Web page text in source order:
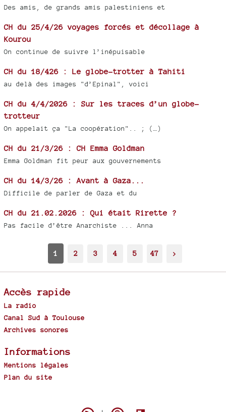
Des amis, de grands amis palestiniens et
CH du 25/4/26 voyages forcés et décollage à
Kourou
On continue de suivre l’inépuisable
CH du 18/426 : Le globe-trotter à Tahiti
au delà des images "d’Epinal", voici
CH du 4/4/2026 : Sur les traces d’un globe-
trotteur
On appelait ça "La coopération".. ; (…)
CH du 21/3/26 : CH Emma Goldman
Emma Goldman fit peur aux gouvernements
CH du 14/3/26 : Avant à Gaza...
Difficile de parler de Gaza et du
CH du 21.02.2026 : Qui était Rirette ?
Pas facile d’être Anarchiste ... Anna
1 2 3 4 5 47 >
Accès rapide
La radio
Canal Sud à Toulouse
Archives sonores
Informations
Mentions légales
Plan du site